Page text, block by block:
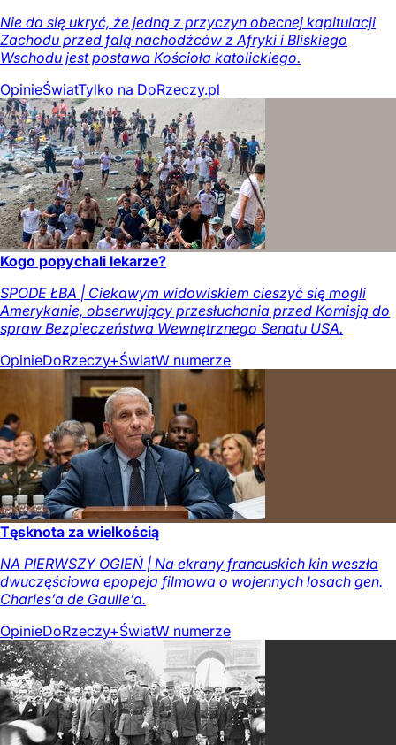
Nie da się ukryć, że jedną z przyczyn obecnej kapitulacji
Zachodu przed falą nachodźców z Afryki i Bliskiego
Wschodu jest postawa Kościoła katolickiego.
OpinieŚwiatTylko na DoRzeczy.pl
Kogo popychali lekarze?
SPODE ŁBA | Ciekawym widowiskiem cieszyć się mogli
Amerykanie, obserwujący przesłuchania przed Komisją do
spraw Bezpieczeństwa Wewnętrznego Senatu USA.
OpinieDoRzeczy+ŚwiatW numerze
Tęsknota za wielkością
NA PIERWSZY OGIEŃ | Na ekrany francuskich kin weszła
dwuczęściowa epopeja filmowa o wojennych losach gen.
Charles’a de Gaulle’a.
OpinieDoRzeczy+ŚwiatW numerze